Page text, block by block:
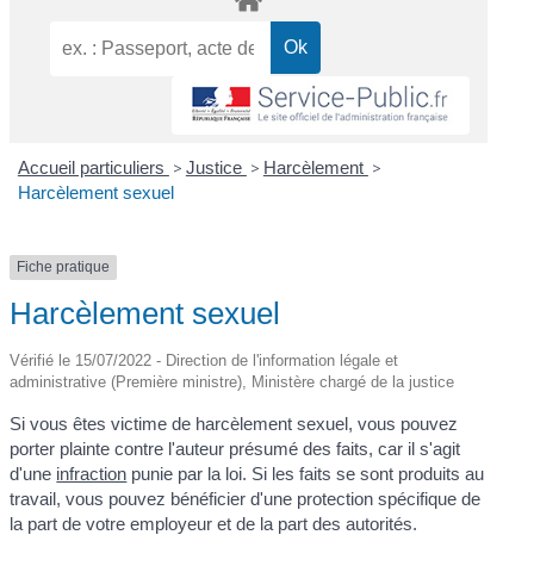
Accueil particuliers > Justice > Harcèlement >
Harcèlement sexuel
Fiche pratique
Harcèlement sexuel
Vérifié le 15/07/2022 - Direction de l'information légale et
administrative (Première ministre), Ministère chargé de la justice
Si vous êtes victime de harcèlement sexuel, vous pouvez
porter plainte contre l'auteur présumé des faits, car il s'agit
d'une infraction punie par la loi. Si les faits se sont produits au
travail, vous pouvez bénéficier d'une protection spécifique de
la part de votre employeur et de la part des autorités.